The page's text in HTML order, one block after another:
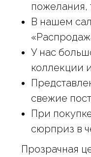
пожелания,
В нашем
У нас
коллекции
свежие
При
сюрприз в
Прозрачная